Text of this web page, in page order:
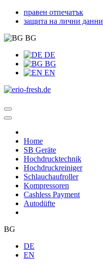
правен отпечатък
защита на лични данни
BG
DE
BG
EN
Home
SB Geräte
Hochdrucktechnik
Hochdruckreiniger
Schlauchaufroller
Kompressoren
Cashless Payment
Autodüfte
BG
DE
EN